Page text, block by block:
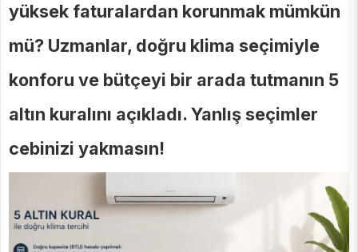
yüksek faturalardan korunmak mümkün
mü? Uzmanlar, doğru klima seçimiyle
konforu ve bütçeyi bir arada tutmanın 5
altın kuralını açıkladı. Yanlış seçimler
cebinizi yakmasın!